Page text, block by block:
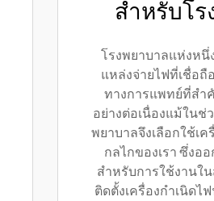
สำหรับโร
โรงพยาบาลแห่งหนึ่
แหล่งจ่ายไฟที่เชื่อถื
ทางการแพทย์ที่สำ
อย่างต่อเนื่องแม้ในช่
พยาบาลจึงเลือกใช้เ
กลไกของเรา ซึ่งอ
สำหรับการใช้งานใ
ติดตั้งเครื่องกำเนิดไ